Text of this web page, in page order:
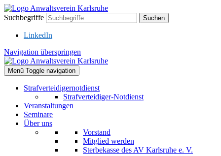
Suchbegriffe Suchen
LinkedIn
Navigation überspringen
Menü Toggle navigation
Strafverteidigernotdienst
Strafverteidiger-Notdienst
Veranstaltungen
Seminare
Über uns
Vorstand
Mitglied werden
Sterbekasse des AV Karlsruhe e. V.